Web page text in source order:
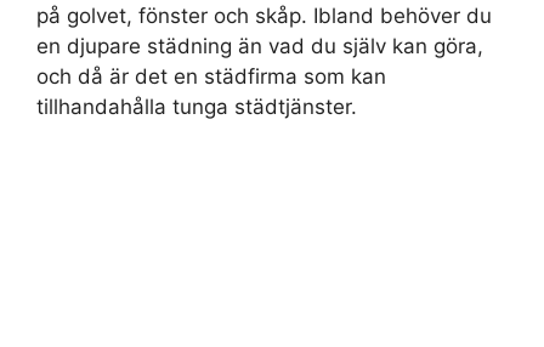
på golvet, fönster och skåp. Ibland behöver du
en djupare städning än vad du själv kan göra,
och då är det en städfirma som kan
tillhandahålla tunga städtjänster.